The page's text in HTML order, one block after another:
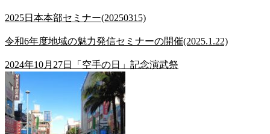
2025日本本部セミナー(20250315)
令和6年度地域の魅力発信セミナーの開催(2025.1.22)
2024年10月27日「空手の日」記念演武祭